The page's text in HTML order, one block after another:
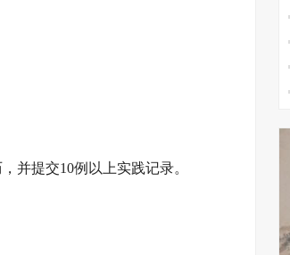
并提交10例以上实践记录。